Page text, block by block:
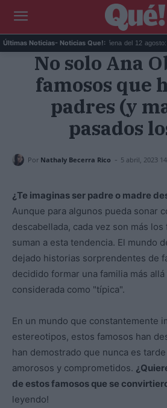
Últimas Noticias- Noticias Que!:
Eclipse solar en Cariñena del 12 agosto:
No solo Ana
famosos que
padres (y
pasados
Por Nathaly Becerra Rico - 5 abril, 2023
¿Te imaginas ser padre o madre
Aunque para algunos pueda sonar
descabellada, cada vez son más
suman a esta tendencia. El mundo
dejado historias sorprendentes de
decidido formar una familia más allá
considerada como "típica".
En un mundo que constantemente
estereotipos, estos famosos han
han demostrado que nunca es
amorosos y comprometidos.
de estos famosos que se
leyendo!